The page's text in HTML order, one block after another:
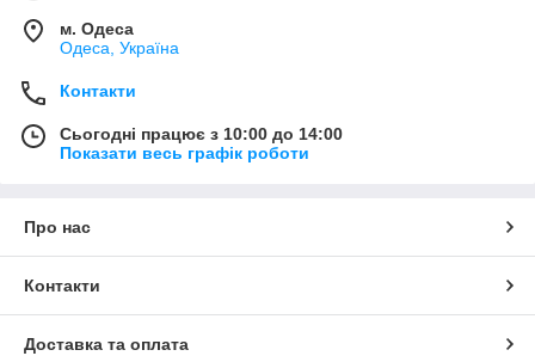
м. Одеса
Одеса, Україна
Контакти
Сьогодні працює з 10:00 до 14:00
Показати весь графік роботи
Про нас
Контакти
Доставка та оплата